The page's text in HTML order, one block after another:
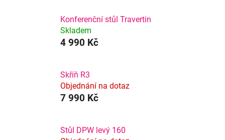
Konferenční stůl Travertin
Skladem
4 990 Kč
Skříň R3
Objednání na dotaz
7 990 Kč
Stůl DPW levý 160